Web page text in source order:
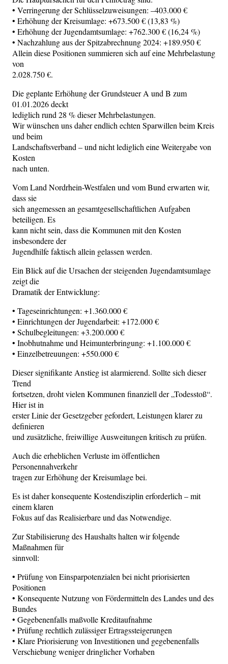
• Verringerung der Schlüsselzuweisungen: –403.000 €
• Erhöhung der Kreisumlage: +673.500 € (13,83 %)
• Erhöhung der Jugendamtsumlage: +762.300 € (16,24 %)
• Nachzahlung aus der Spitzabrechnung 2024: +189.950 €
Allein diese Positionen summieren sich auf eine Mehrbelastung
von
2.028.750 €.
Die geplante Erhöhung der Grundsteuer A und B zum
01.01.2026 deckt
lediglich rund 28 % dieser Mehrbelastungen.
Wir wünschen uns daher endlich echten Sparwillen beim Kreis
und beim
Landschaftsverband – und nicht lediglich eine Weitergabe von
Kosten
nach unten.
Vom Land Nordrhein-Westfalen und vom Bund erwarten wir,
dass sie
sich angemessen an gesamtgesellschaftlichen Aufgaben
beteiligen. Es
kann nicht sein, dass die Kommunen mit den Kosten
insbesondere der
Jugendhilfe faktisch allein gelassen werden.
Ein Blick auf die Ursachen der steigenden Jugendamtsumlage
zeigt die
Dramatik der Entwicklung:
• Tageseinrichtungen: +1.360.000 €
• Einrichtungen der Jugendarbeit: +172.000 €
• Schulbegleitungen: +3.200.000 €
• Inobhutnahme und Heimunterbringung: +1.100.000 €
• Einzelbetreuungen: +550.000 €
Dieser signifikante Anstieg ist alarmierend. Sollte sich dieser
Trend
fortsetzen, droht vielen Kommunen finanziell der „Todesstoß“.
Hier ist in
erster Linie der Gesetzgeber gefordert, Leistungen klarer zu
definieren
und zusätzliche, freiwillige Ausweitungen kritisch zu prüfen.
Auch die erheblichen Verluste im öffentlichen
Personennahverkehr
tragen zur Erhöhung der Kreisumlage bei.
Es ist daher konsequente Kostendisziplin erforderlich – mit
einem klaren
Fokus auf das Realisierbare und das Notwendige.
Zur Stabilisierung des Haushalts halten wir folgende
Maßnahmen für
sinnvoll:
• Prüfung von Einsparpotenzialen bei nicht priorisierten
Positionen
• Konsequente Nutzung von Fördermitteln des Landes und des
Bundes
• Gegebenenfalls maßvolle Kreditaufnahme
• Prüfung rechtlich zulässiger Ertragssteigerungen
• Klare Priorisierung von Investitionen und gegebenenfalls
Verschiebung weniger dringlicher Vorhaben